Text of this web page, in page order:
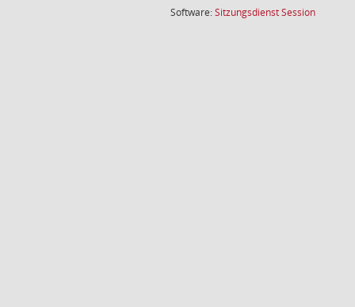
Software:SitzungsdienstSession(Wird in